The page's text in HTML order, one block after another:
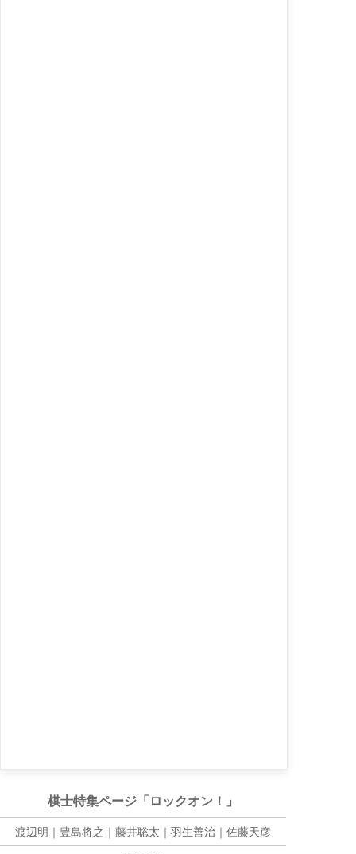
棋士特集ページ「ロックオン！」
渡辺明｜ 豊島将之 ｜ 藤井聡太 ｜ 羽生善治 ｜ 佐藤天彦